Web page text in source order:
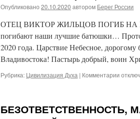
Опубликовано 20.10.2020 автором Берег России
ОТЕЦ ВИКТОР ЖИЛЬЦОВ ПОГИБ НА
погибают наши лучшие батюшки…
2020 года. Царствие Небесное,
Владивостока! Пастырь добрый, воин
Рубрика: Цивилизация Духа | Комментарии к
БЕЗОТВЕТСТВЕННОСТЬ,